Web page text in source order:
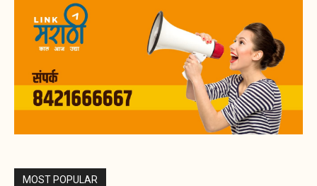
MOST POPULAR